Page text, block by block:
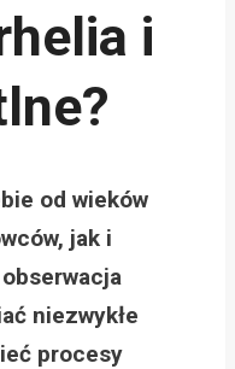
i
od wieków
jak i
niezwykłe
procesy